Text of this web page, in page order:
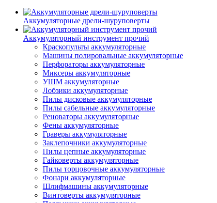
Аккумуляторные дрели-шуруповерты
Аккумуляторный инструмент прочий
Краскопульты аккумуляторные
Машины полировальные аккумуляторные
Перфораторы аккумуляторные
Миксеры аккумуляторные
УШМ аккумуляторные
Лобзики аккумуляторные
Пилы дисковые аккумуляторные
Пилы сабельные аккумуляторные
Реноваторы аккумуляторные
Фены аккумуляторные
Граверы аккумуляторные
Заклепочники аккумуляторные
Пилы цепные аккумуляторные
Гайковерты аккумуляторные
Пилы торцовочные аккумуляторные
Фонари аккумуляторные
Шлифмашины аккумуляторные
Винтоверты аккумуляторные